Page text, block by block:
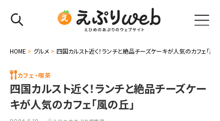
HOME > グルメ > 四国カルスト近く！ランチと絶品チーズケーキが人気のカフェ「風
カフェ・喫茶
四国カルスト近く！ランチと絶品チーズケー
キが人気のカフェ「風の丘」